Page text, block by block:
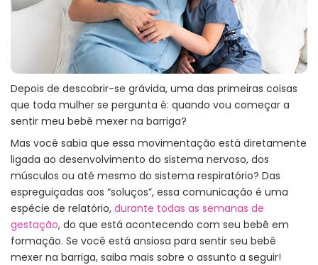
Depois de descobrir-se grávida, uma das primeiras coisas
que toda mulher se pergunta é: quando vou começar a
sentir meu bebê mexer na barriga?
Mas você sabia que essa movimentação está diretamente
ligada ao desenvolvimento do sistema nervoso, dos
músculos ou até mesmo do sistema respiratório? Das
espreguiçadas aos “soluços”, essa comunicação é uma
espécie de relatório, durante todas as semanas de
gestação, do que está acontecendo com seu bebê em
formação. Se você está ansiosa para sentir seu bebê
mexer na barriga, saiba mais sobre o assunto a seguir!